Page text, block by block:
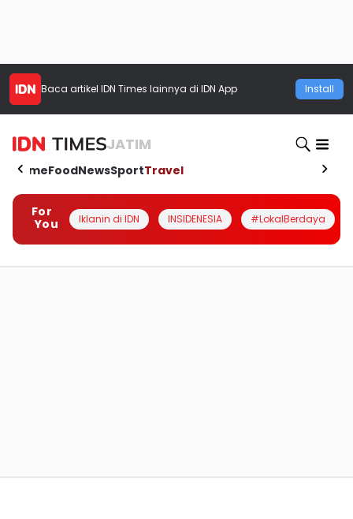
Baca artikel IDN Times lainnya di IDN App Install
JATIM
HomeFoodNewsSportTravel
For
You
Iklanin di IDN INSIDENESIA #LokalBerdaya